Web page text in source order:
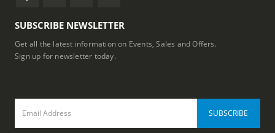
SUBSCRIBE NEWSLETTER
Get all the latest information on Events, Sales and Offers.
Sign up for newsletter today.